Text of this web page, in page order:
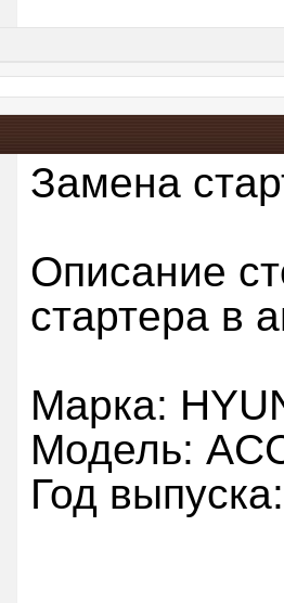
Замена
Описание
стартера в
Марка:
Модель:
Год